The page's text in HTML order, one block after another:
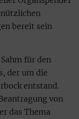
bereit sein
für den
der um die
entstand.
von
das Thema